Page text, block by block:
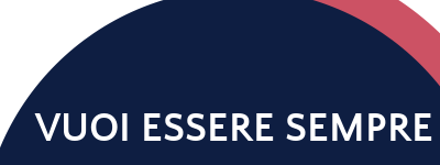
VUOI ESSERE SEMPRE